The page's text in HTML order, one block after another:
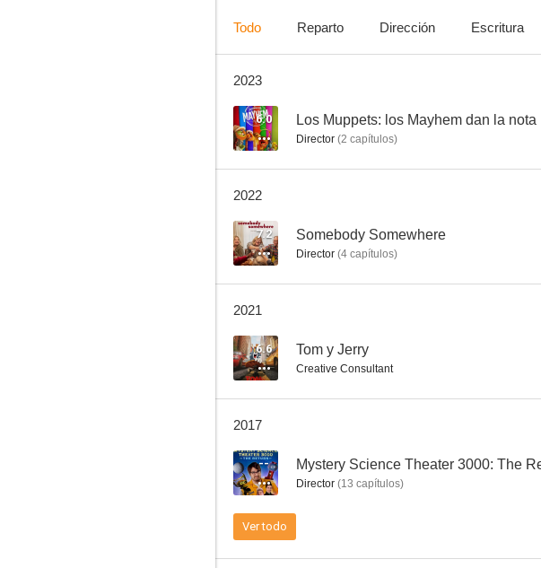
Todo Reparto Dirección Escritura
2023
6.0 Los Muppets: los Mayhem dan la nota
Director (2 capítulos)
2022
7.2 Somebody Somewhere
Director (4 capítulos)
2021
6.6 Tom y Jerry
Creative Consultant
2017
-- Mystery Science Theater 3000: The
Director (13 capítulos)
Ver todo